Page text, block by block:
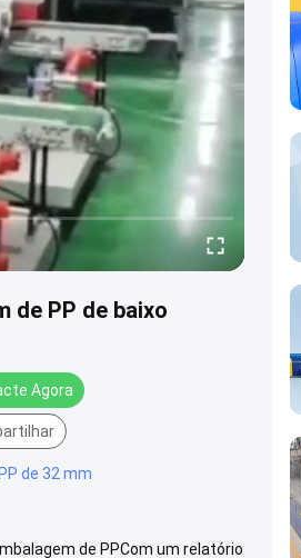
de PP de baixo
Agora
de 32 mm
de PPCom um relatório